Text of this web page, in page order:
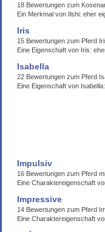
18 Bewertungen zum
Ein Merkmal von Ilshi: eher
Iris
15 Bewertungen zum Pferd
Eine Eigenschaft von Iris:
Isabella
22 Bewertungen zum Pferd
Eine Eigenschaft von
Impulsiv
16 Bewertungen zum Pferd
Eine Charaktereigenschaft
Impressive
14 Bewertungen zum Pferd
Eine Charaktereigenschaft